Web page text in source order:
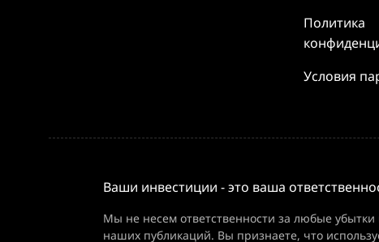
Политика
Условия
Ваши инвестиции - это ваша
Мы не несем ответственности за любые
наших публикаций. Вы признаете, что